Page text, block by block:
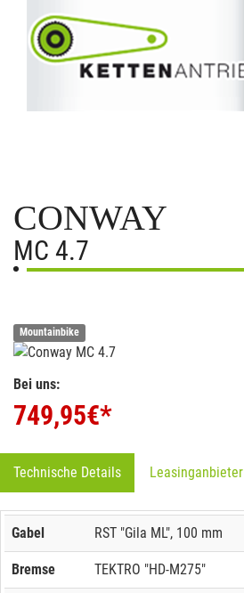
CONWAY
MC 4.7
Mountainbike
Bei uns:
749,95€*
Technische Details Leasinganbieter
Gabel RST "Gila ML", 100 mm
Bremse TEKTRO "HD-M275"